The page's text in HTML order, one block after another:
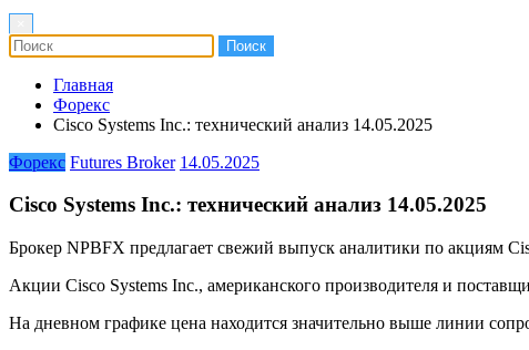
Главная
Форекс
Cisco Systems Inc.: технический анализ 14.05.2025
Форекс Futures Broker 14.05.2025
Cisco Systems Inc.: технический анализ 14.05.2025
Брокер NPBFX предлагает свежий выпуск аналитики по акциям
Акции Cisco Systems Inc., американского производителя и
На дневном графике цена находится значительно выше линии